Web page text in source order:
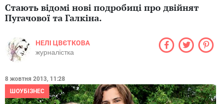
Стають відомі нові подробиці про двійнят
Пугачової та Галкіна.
НЕЛІ ЦВЄТКОВА
журналістка
8 жовтня 2013, 11:28
ШОУБІЗНЕС